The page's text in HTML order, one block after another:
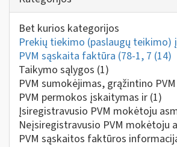
Bet kurios kategorijos
Prekių tiekimo (paslaugų teikimo)
PVM sąskaita faktūra (78-1, 7 (14)
Taikymo sąlygos (1)
PVM sumokėjimas, grąžintino
PVM permokos įskaitymas ir (1)
Įsiregistravusio PVM mokėtoju
Neįsiregistravusio PVM mokėtoju
PVM sąskaitos faktūros